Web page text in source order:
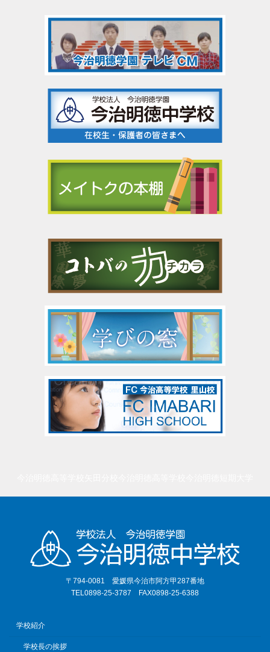
〒794-0081 愛媛県今治市阿方甲287番地
TEL0898-25-3787 FAX0898-25-6388
学校紹介
学校長の挨拶